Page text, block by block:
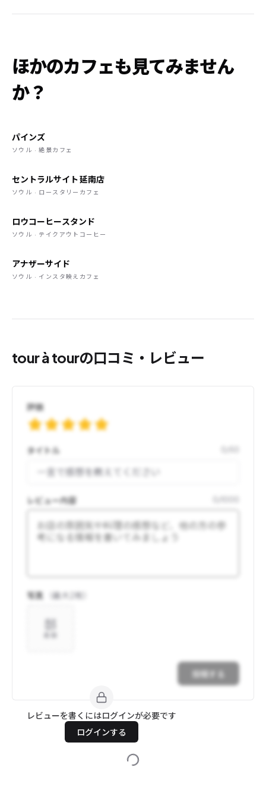
ほかのカフェも見てみません
か？
パインズ
ソウル · 絶景カフェ
セントラルサイト 延南店
ソウル · ロースタリーカフェ
ロウコーヒースタンド
ソウル · テイクアウトコーヒー
アナザーサイド
ソウル · インスタ映えカフェ
tour à tourの口コミ・レビュー
評価
タイトル
レビュー内容
写真 （最大 枚）
投稿する
レビューを書くにはログインが必要です
ログインする